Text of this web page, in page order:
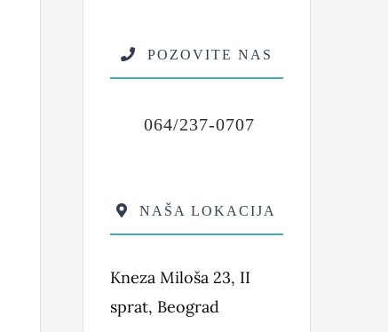
POZOVITE NAS
064/237-0707
NAŠA LOKACIJA
Kneza Miloša 23, II
sprat, Beograd